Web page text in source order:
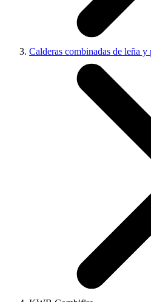
Calderas combinadas de leña y